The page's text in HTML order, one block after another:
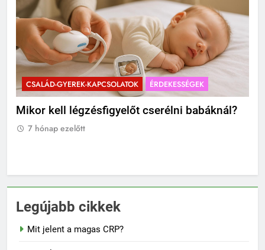
CSALÁD-GYEREK-KAPCSOLATOK ÉRDEKESSÉGEK
Mikor kell légzésfigyelőt cserélni babáknál?
7 hónap ezelőtt
Legújabb cikkek
Mit jelent a magas CRP?